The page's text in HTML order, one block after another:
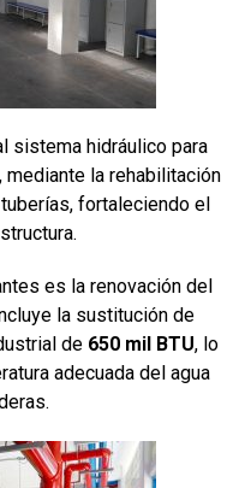
sistema hidráulico para
la rehabilitación
fortaleciendo el
es la renovación del
la sustitución de
de 650 mil BTU, lo
adecuada del agua